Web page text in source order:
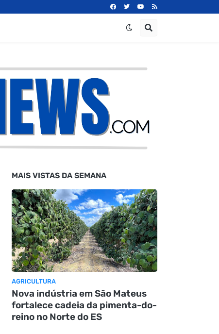
MAIS VISTAS DA SEMANA
AGRICULTURA
Nova indústria em São Mateus
fortalece cadeia da pimenta-do-
reino no Norte do ES